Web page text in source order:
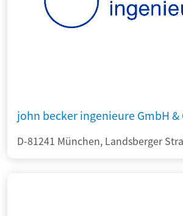
john becker ingenieure GmbH &
D-81241 München, Landsberger